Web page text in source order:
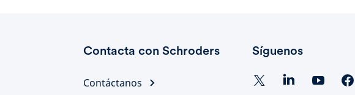
Contacta con Schroders
Contáctanos
Síguenos